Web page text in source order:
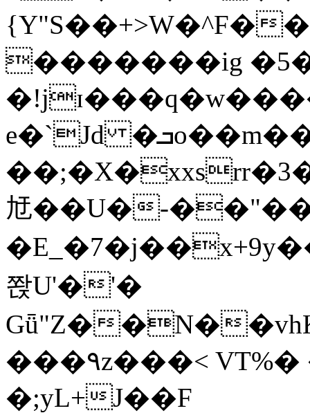
{Y"S��+>W�^F�
�������ig
e�`Jd �ܒo��m��1��d|
㝼��U�-
쫝U'�'�
Gǖ"Z��N�
���٩z���< VT%� �}z�XEu�<ं�Q!
�;yL+J��F